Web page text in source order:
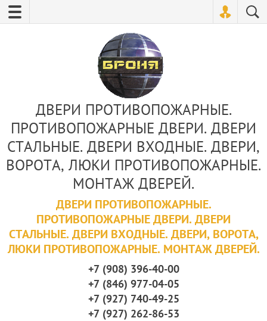
ДВЕРИ ПРОТИВОПОЖАРНЫЕ.
ПРОТИВОПОЖАРНЫЕ ДВЕРИ. ДВЕРИ
СТАЛЬНЫЕ. ДВЕРИ ВХОДНЫЕ. ДВЕРИ,
ВОРОТА, ЛЮКИ ПРОТИВОПОЖАРНЫЕ.
МОНТАЖ ДВЕРЕЙ.
ДВЕРИ ПРОТИВОПОЖАРНЫЕ.
ПРОТИВОПОЖАРНЫЕ ДВЕРИ. ДВЕРИ
СТАЛЬНЫЕ. ДВЕРИ ВХОДНЫЕ. ДВЕРИ, ВОРОТА,
ЛЮКИ ПРОТИВОПОЖАРНЫЕ. МОНТАЖ ДВЕРЕЙ.
+7 (908) 396-40-00
+7 (846) 977-04-05
+7 (927) 740-49-25
+7 (927) 262-86-53